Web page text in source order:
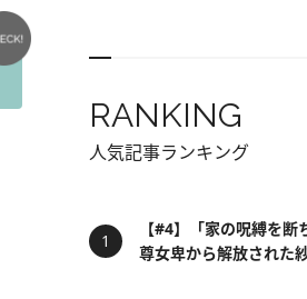
RANKING
人気記事ランキング
【#4】「家の呪縛を
尊女卑から解放された